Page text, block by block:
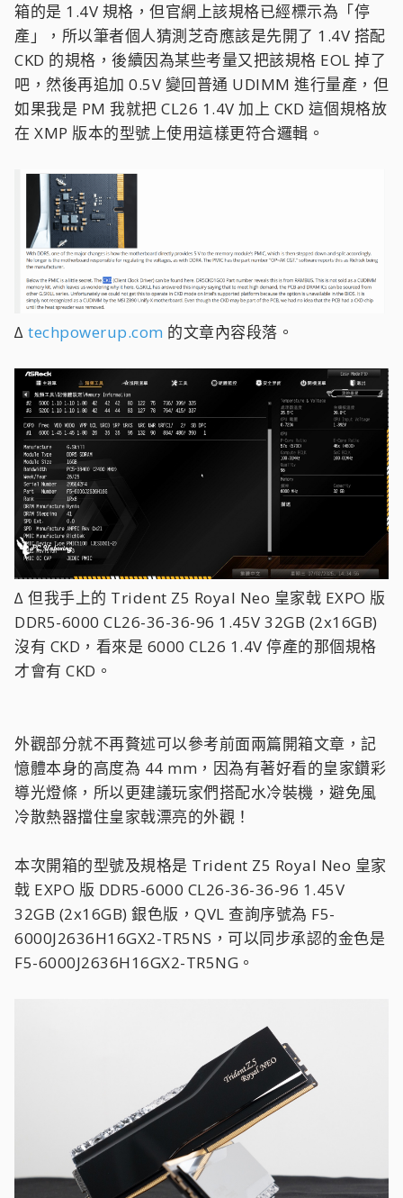
箱的是 1.4V 規格，但官網上該規格已經標示為「停
產」，所以筆者個人猜測芝奇應該是先開了 1.4V 搭配
CKD 的規格，後續因為某些考量又把該規格 EOL 掉了
吧，然後再追加 0.5V 變回普通 UDIMM 進行量產，但
如果我是 PM 我就把 CL26 1.4V 加上 CKD 這個規格放
在 XMP 版本的型號上使用這樣更符合邏輯。
∆ techpowerup.com 的文章內容段落。
∆ 但我手上的 Trident Z5 Royal Neo 皇家戟 EXPO 版
DDR5-6000 CL26-36-36-96 1.45V 32GB (2x16GB)
沒有 CKD，看來是 6000 CL26 1.4V 停產的那個規格
才會有 CKD。
外觀部分就不再贅述可以參考前面兩篇開箱文章，記
憶體本身的高度為 44 mm，因為有著好看的皇家鑽彩
導光燈條，所以更建議玩家們搭配水冷裝機，避免風
冷散熱器擋住皇家戟漂亮的外觀！
本次開箱的型號及規格是 Trident Z5 Royal Neo 皇家
戟 EXPO 版 DDR5-6000 CL26-36-36-96 1.45V
32GB (2x16GB) 銀色版，QVL 查詢序號為 F5-
6000J2636H16GX2-TR5NS，可以同步承認的金色是
F5-6000J2636H16GX2-TR5NG。